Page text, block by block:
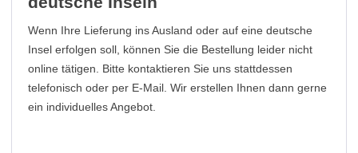
Wenn Ihre Lieferung ins Ausland oder auf eine deutsche
Insel erfolgen soll, können Sie die Bestellung leider nicht
online tätigen. Bitte kontaktieren Sie uns stattdessen
telefonisch oder per E-Mail. Wir erstellen Ihnen dann gerne
ein individuelles Angebot.